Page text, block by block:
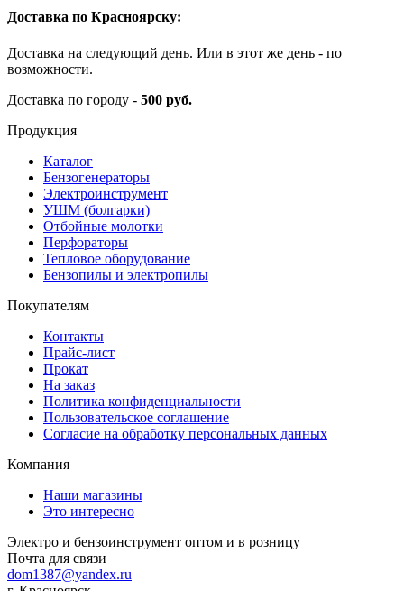
Доставка по Красноярску:
Доставка на следующий день. Или в этот же день - по
возможности.
Доставка по городу - 500 руб.
Продукция
Каталог
Бензогенераторы
Электроинструмент
УШМ (болгарки)
Отбойные молотки
Перфораторы
Тепловое оборудование
Бензопилы и электропилы
Покупателям
Контакты
Прайс-лист
Прокат
На заказ
Политика конфиденциальности
Пользовательское соглашение
Согласие на обработку персональных данных
Компания
Наши магазины
Это интересно
Электро и бензоинструмент оптом и в розницу
Почта для связи
dom1387@yandex.ru